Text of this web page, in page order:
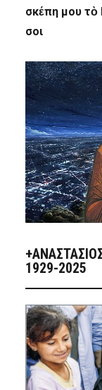
σκέπη μου τὸ
σοι
1929-2025